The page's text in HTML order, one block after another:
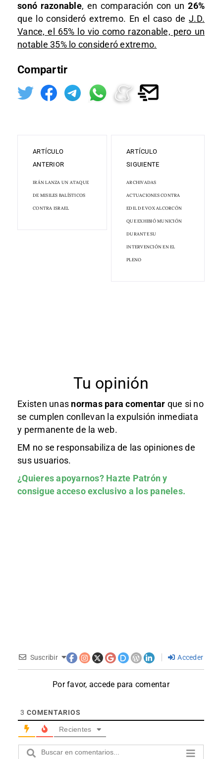
sonó razonable, en comparación con un26%
que lo consideró extremo. En el caso de J.D.
Vance, el 65% lo vio como razonable, pero un
notable 35% lo consideró extremo.
Compartir
ARTÍCULO
ANTERIOR
IRÁN LANZA UN ATAQUE
DE MISILES BALÍSTICOS
CONTRA ISRAEL
ARTÍCULO
SIGUIENTE
ARCHIVADAS
ACTUACIONES CONTRA
EDIL DE VOX ALCORCÓN
QUE EXHIBIÓ MUNICIÓN
DURANTE SU
INTERVENCIÓN EN EL
PLENO
Tu opinión
Existen unas normas para comentar que si no
se cumplen conllevan la expulsión inmediata
y permanente de la web.
EM no se responsabiliza de las opiniones de
sus usuarios.
¿Quieres apoyarnos? Hazte Patróny
consigue acceso exclusivo a los paneles.
Suscribir Acceder
Por favor, accede para comentar
3 COMENTARIOS
Recientes